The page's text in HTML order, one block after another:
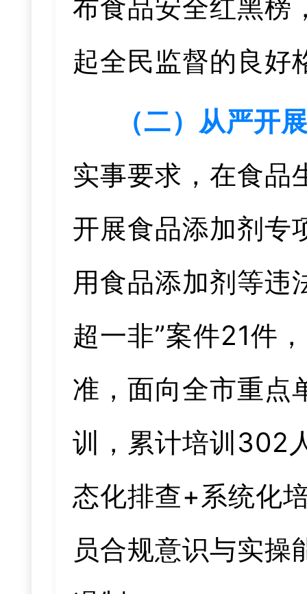
布食品安全红黑榜
起全民监督的良好
（二）从严开
实事要求，在食品
开展食品添加剂专
用食品添加剂等违
超一非”案件21件
准，面向全市重点
训，累计培训302
态化排查+系统化
员合规意识与实操